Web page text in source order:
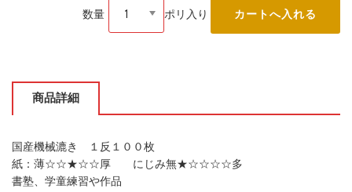
数量 ポリ入り
商品詳細
国産機械漉き １反１００枚
紙：薄☆☆★☆☆厚 にじみ無★☆☆☆☆多
書塾、学童練習や作品